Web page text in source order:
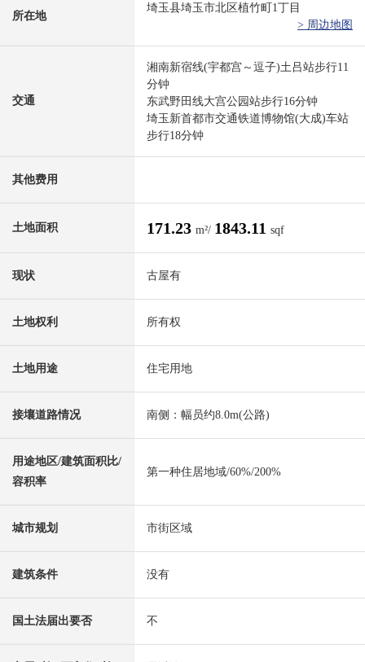
所在地
埼玉县埼玉市北区植竹町1丁目
> 周边地图
交通
湘南新宿线(宇都宫～逗子)土吕站步行11
分钟
东武野田线大宫公园站步行16分钟
埼玉新首都市交通铁道博物馆(大成)车站
步行18分钟
其他费用
土地面积 171.23 m²/ 1843.11 sqf
现状 古屋有
土地权利 所有权
土地用途 住宅用地
接壤道路情况 南侧：幅员约8.0m(公路)
用途地区/建筑面积比/
容积率
第一种住居地域/60%/200%
城市规划 市街区域
建筑条件 没有
国土法届出要否 不